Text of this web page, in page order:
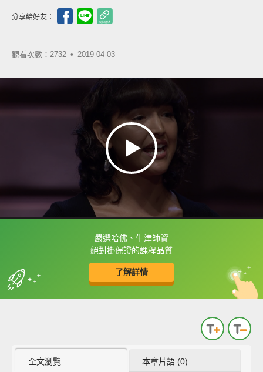
分享給好友：
觀看次數：2732 • 2019-04-03
嚴選哈佛、牛津師資
絕對掛保證的課程品質
了解詳情
框選或點兩下字幕可以直接查字典喔！
收錄佳句 中
英
全文瀏覽 本章片語 (0)